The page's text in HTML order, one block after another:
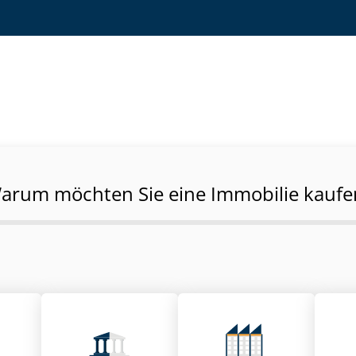
möchten Sie eine Immobilie